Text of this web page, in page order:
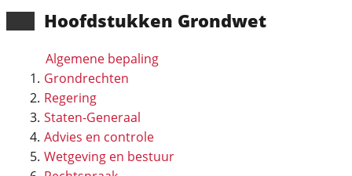
Hoofd­stukken Grondwet
Algemene bepaling
Grondrechten
Regering
Staten-Generaal
Advies en controle
Wetgeving en bestuur